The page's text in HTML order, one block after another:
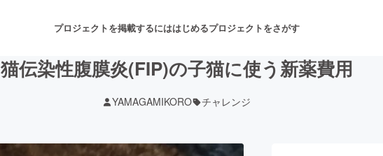
プロジェクトを掲載するにははじめるプロジェクトをさがす
猫伝染性腹膜炎(FIP)の子猫に使う新薬費用
YAMAGAMIKORO チャレンジ